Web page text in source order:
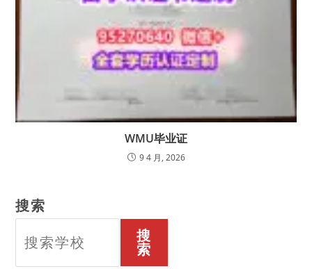
WMU毕业证
9 4 月, 2026
搜索
搜
索